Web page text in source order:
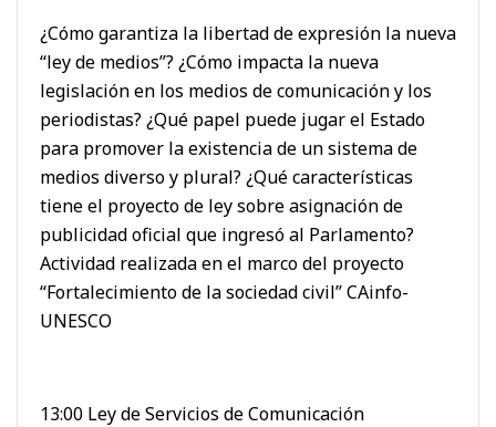
¿Cómo garantiza la libertad de expresión la nueva
“ley de medios”? ¿Cómo impacta la nueva
legislación en los medios de comunicación y los
periodistas? ¿Qué papel puede jugar el Estado
para promover la existencia de un sistema de
medios diverso y plural? ¿Qué características
tiene el proyecto de ley sobre asignación de
publicidad oficial que ingresó al Parlamento?
Actividad realizada en el marco del proyecto
“Fortalecimiento de la sociedad civil” CAinfo-
UNESCO
13:00 Ley de Servicios de Comunicación